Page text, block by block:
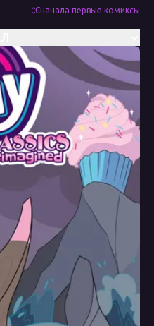
- это комикс ограниченного
"Ромео и Джульетта", и
- это комикс ограниченного
лицензии Hasbro. Адаптация
поэмы, приписываемой
литературной классики.
Натали Хейнс, Джаста
Хейнс, Джаста Сута, Робин
Сначала первые комиксы